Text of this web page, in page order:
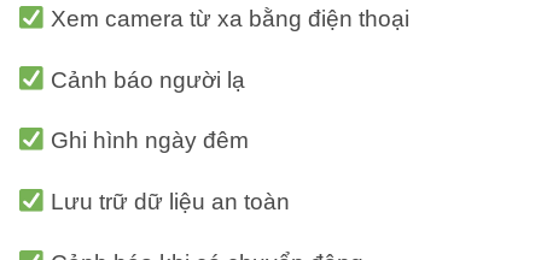
Xem camera từ xa bằng điện thoại
Cảnh báo người lạ
Ghi hình ngày đêm
Lưu trữ dữ liệu an toàn